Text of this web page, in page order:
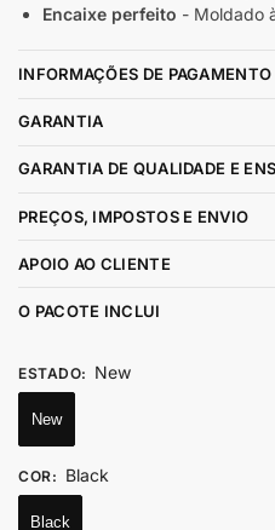
Encaixe perfeito - Moldado
INFORMAÇÕES DE PAGAMENTO
GARANTIA
GARANTIA DE QUALIDADE E
PREÇOS, IMPOSTOS E ENVIO
APOIO AO CLIENTE
O PACOTE INCLUI
ESTADO: New
New
COR: Black
Black